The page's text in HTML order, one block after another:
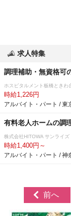
求人特集
調理補助・無資格可
ホスピタルメント板橋ときわ
時給1,226円
アルバイト・パート / 東
有料老人ホームの調
株式会社HITOWA サンライ
時給1,400円～
アルバイト・パート / 神
前へ